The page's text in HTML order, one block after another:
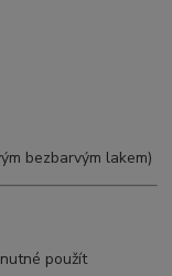
bezbarvým lakem)
použít